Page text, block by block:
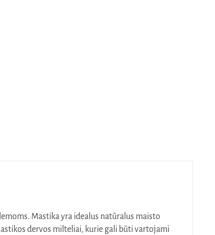
Mastika yra idealus natūralus maisto
dervos milteliai, kurie gali būti vartojami